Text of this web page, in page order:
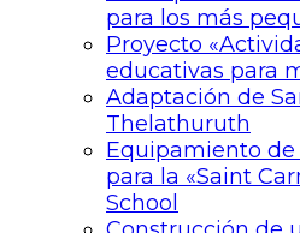
para los más
Proyecto
educativas para
Adaptación de
Thelathuruth
Equipamiento
para la «Saint
School